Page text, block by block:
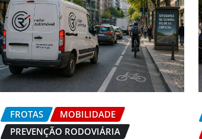
FROTAS
MOBILIDADE
PREVENÇÃO RODOVIÁRIA